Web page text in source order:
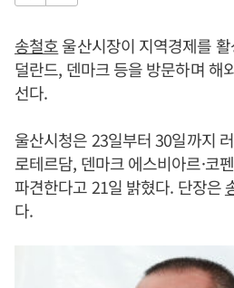
송철호울산시장이 지역경제를
덜란드, 덴마크 등을 방문하며 해
선다.
울산시청은 23일부터 30일까지
로테르담, 덴마크 에스비아르·코
파견한다고 21일 밝혔다. 단장은
다.